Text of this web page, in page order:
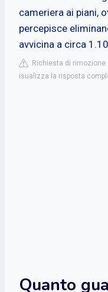
cameriera ai piani,
percepisce
avvicina a circa
Richiesta di rimozione
isualizza la risposta
Quanto